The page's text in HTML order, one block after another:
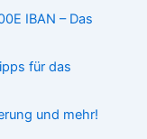
IBAN – Das
für das
und mehr!